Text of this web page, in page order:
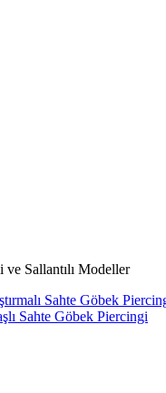
ve Sallantılı Modeller
Sahte Göbek
Sahte Göbek Piercingi